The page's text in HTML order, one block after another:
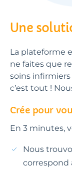
Une
La plateforme
ne faites que
soins
c’est tout !
Crée pour
En 3 minutes,
Nous
correspond